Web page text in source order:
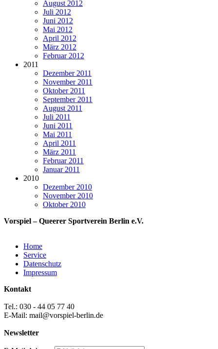
August 2012
Juli 2012
Juni 2012
Mai 2012
April 2012
März 2012
Februar 2012
2011
Dezember 2011
November 2011
Oktober 2011
September 2011
August 2011
Juli 2011
Juni 2011
Mai 2011
April 2011
März 2011
Februar 2011
Januar 2011
2010
Dezember 2010
November 2010
Oktober 2010
Vorspiel – Queerer Sportverein Berlin e.V.
Home
Service
Datenschutz
Impressum
Kontakt
Tel.: 030 - 44 05 77 40
E-Mail: mail@vorspiel-berlin.de
Newsletter